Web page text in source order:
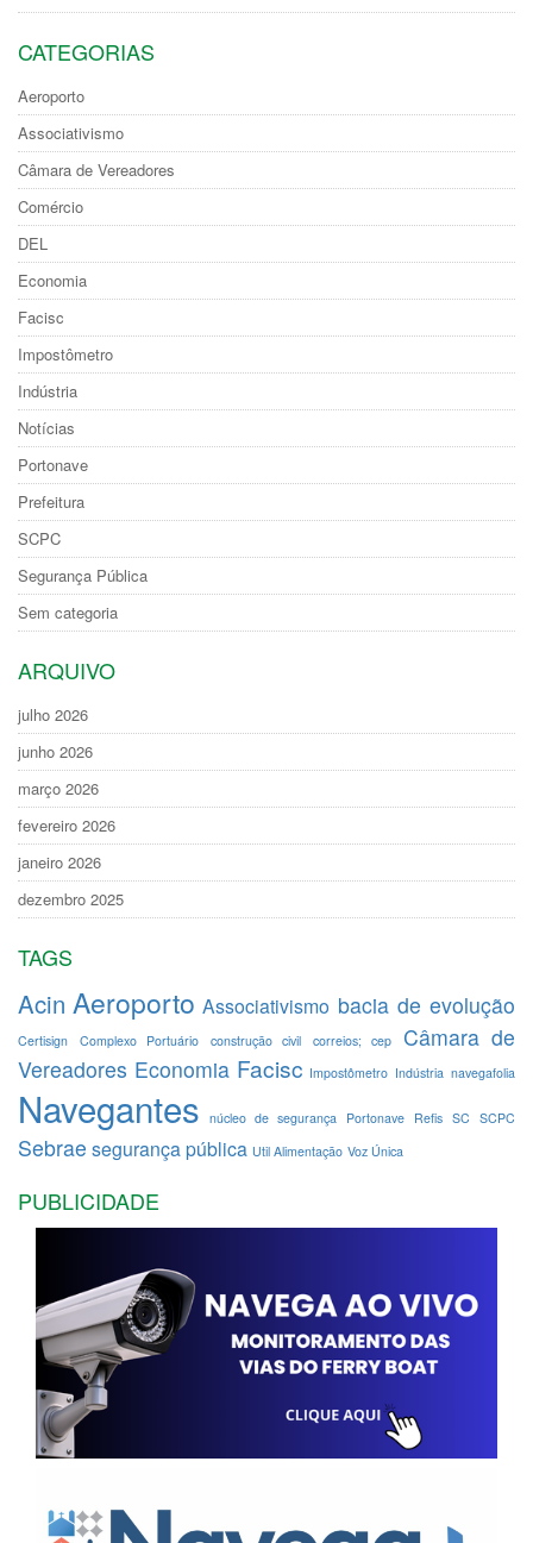
CATEGORIAS
Aeroporto
Associativismo
Câmara de Vereadores
Comércio
DEL
Economia
Facisc
Impostômetro
Indústria
Notícias
Portonave
Prefeitura
SCPC
Segurança Pública
Sem categoria
ARQUIVO
julho 2026
junho 2026
março 2026
fevereiro 2026
janeiro 2026
dezembro 2025
TAGS
Acin Aeroporto Associativismo bacia de evolução
Certisign Complexo Portuário construção civil correios; cep
Câmara de
Vereadores Economia Facisc Impostômetro Indústria navegafolia
Navegantes núcleo de segurança Portonave Refis SC SCPC
Sebrae segurança pública Util Alimentação Voz Única
PUBLICIDADE